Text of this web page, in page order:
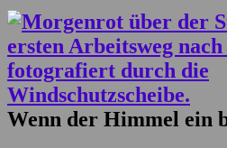
Wenn der Himmel ein